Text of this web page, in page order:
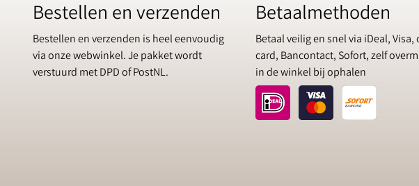
Bestellen en verzenden
Bestellen en verzenden is heel eenvoudig
via onze webwinkel. Je pakket wordt
verstuurd met DPD of PostNL.
Betaalmethoden
Betaal veilig en snel via iDeal, Visa,
card, Bancontact, Sofort, zelf
in de winkel bij ophalen